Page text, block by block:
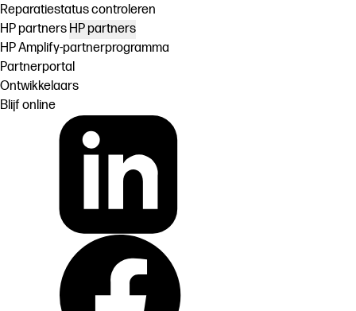
Reparatiestatus controleren
HP partners HP partners
HP Amplify-partnerprogramma
Partnerportal
Ontwikkelaars
Blijf online